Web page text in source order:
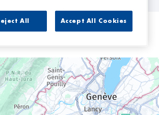
à Poisy
All Accept All Cookies